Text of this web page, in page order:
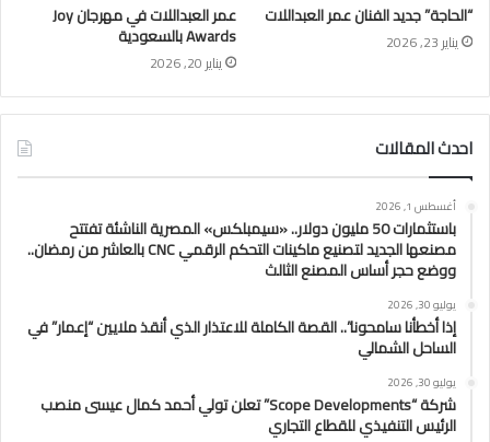
“الحاجة” جديد الفنان عمر العبداللات
يناير 23, 2026
عمر العبداللات في مهرجان Joy
Awards بالسعودية
يناير 20, 2026
احدث المقالات
أغسطس 1, 2026
باستثمارات 50 مليون دولار.. «سيمبلكس» المصرية الناشئة تفتتح
مصنعها الجديد لتصنيع ماكينات التحكم الرقمي CNC بالعاشر من رمضان..
ووضع حجر أساس المصنع الثالث
يوليو 30, 2026
إذا أخطأنا سامحونا”.. القصة الكاملة للاعتذار الذي أنقذ ملايين “إعمار” في
الساحل الشمالي
يوليو 30, 2026
شركة “Scope Developments” تعلن تولي أحمد كمال عيسى منصب
الرئيس التنفيذي للقطاع التجاري